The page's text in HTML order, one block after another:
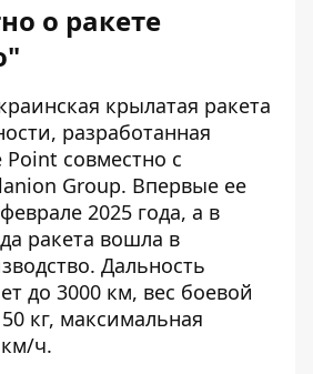
о ракете
крылатая ракета
разработанная
совместно с
Group. Впервые ее
2025 года, а в
ракета вошла в
Дальность
до 3000 км, вес боевой
кг, максимальная
км/ч.